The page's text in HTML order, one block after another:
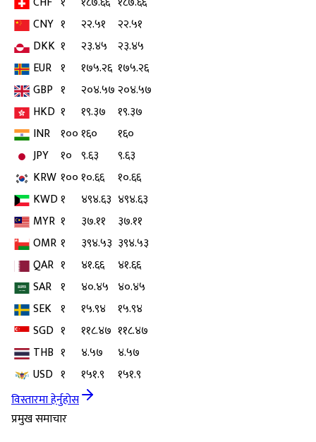
CNY १ २२.५१
२२.५१
DKK १ २३.४५
२३.४५
EUR १ १७५.२६ १७५.२६
GBP १ २०४.५७ २०४.५७
HKD १ १९.३७
१९.३७
INR १००१६०
१६०
JPY
१० ९.६३
९.६३
KRW १००१०.६६
१०.६६
KWD१ ४९४.६३ ४९४.६३
MYR १ ३७.११
३७.११
OMR १ ३९४.५३ ३९४.५३
QAR १ ४१.६६
४१.६६
SAR १ ४०.४५ ४०.४५
SEK १ १५.९४
१५.९४
SGD १ ११८.४७ ११८.४७
THB १ ४.५७
४.५७
USD १ १५१.९
१५१.९
विस्तारमा हेर्नुहोस
प्रमुख समाचार